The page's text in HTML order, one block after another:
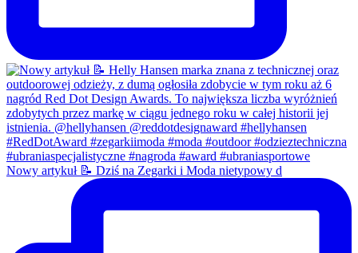
Nowy artykuł 📝 Dziś na Zegarki i Moda nietypowy d